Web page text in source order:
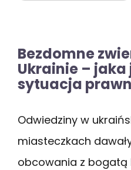
Bezdomne
Ukrainie – jaka
sytuacja
Odwiedziny w
miasteczkach
obcowania z bogatą